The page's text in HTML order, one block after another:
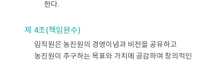
한다.
제 4조(책임완수)
임직원은 농진원의 경영이념과 비전을 공유하고
농진원이 추구하는 목표와 가치에 공감하여 창의적인